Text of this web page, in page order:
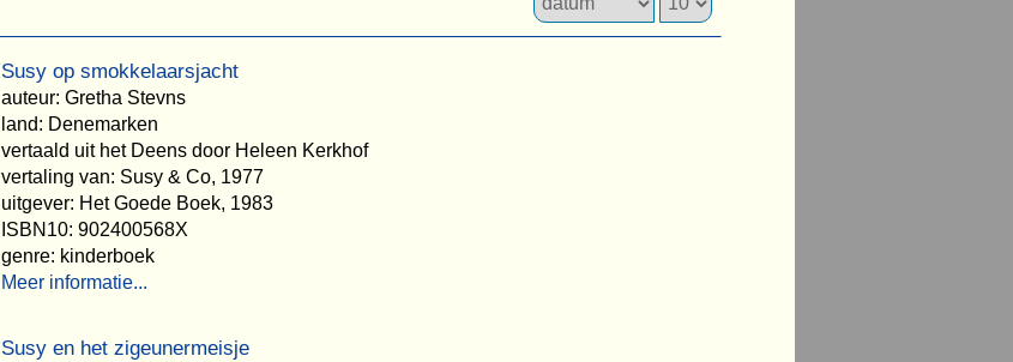
Susy op smokkelaarsjacht
auteur: Gretha Stevns
land: Denemarken
vertaald uit het Deens door Heleen Kerkhof
vertaling van: Susy & Co, 1977
uitgever: Het Goede Boek, 1983
ISBN10: 902400568X
genre: kinderboek
Meer informatie...
Susy en het zigeunermeisje